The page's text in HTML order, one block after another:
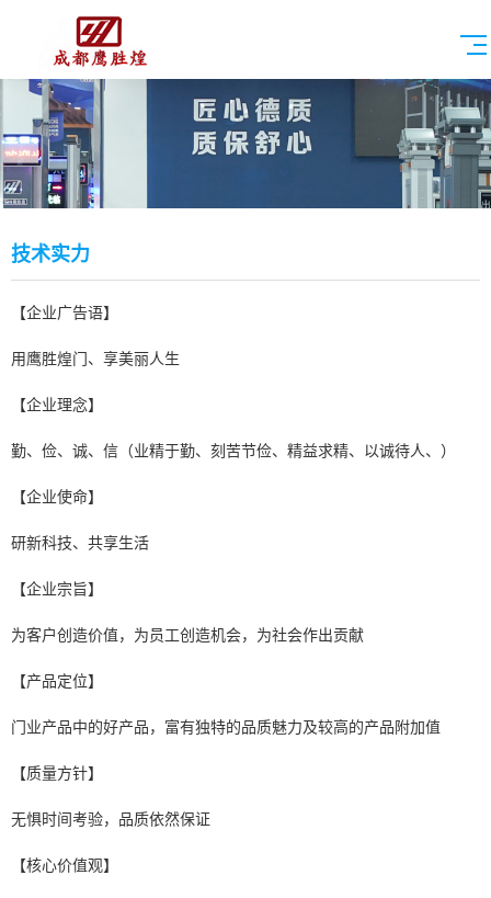
技术实力
【企业广告语】
用鹰胜煌门、享美丽人生
【企业理念】
勤、俭、诚、信（业精于勤、刻苦节俭、精益求精、以诚待人、）
【企业使命】
研新科技、共享生活
【企业宗旨】
为客户创造价值，为员工创造机会，为社会作出贡献
【产品定位】
门业产品中的好产品，富有独特的品质魅力及较高的产品附加值
【质量方针】
无惧时间考验，品质依然保证
【核心价值观】